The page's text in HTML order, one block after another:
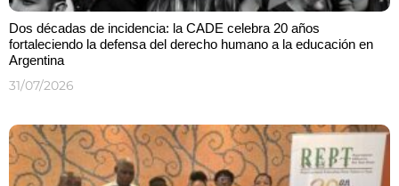
Dos décadas de incidencia: la CADE celebra 20 años
fortaleciendo la defensa del derecho humano a la educación en
Argentina
31/07/2026